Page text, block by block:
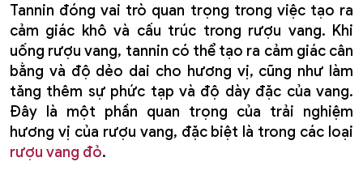
Tannin đóng vai trò quan trọng trong việc tạo ra
cảm giác khô và cấu trúc trong rượu vang. Khi
uống rượu vang, tannin có thể tạo ra cảm giác cân
bằng và độ dẻo dai cho hương vị, cũng như làm
tăng thêm sự phức tạp và độ dày đặc của vang.
Đây là một phần quan trọng của trải nghiệm
hương vị của rượu vang, đặc biệt là trong các loại
rượu vang đỏ.